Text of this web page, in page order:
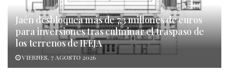
Jaén desbloquea más de 7,3 millones de euros
para inversiones tras culminar el traspaso de
los terrenos de IFEJA
VIERNES, 7 AGOSTO 2026